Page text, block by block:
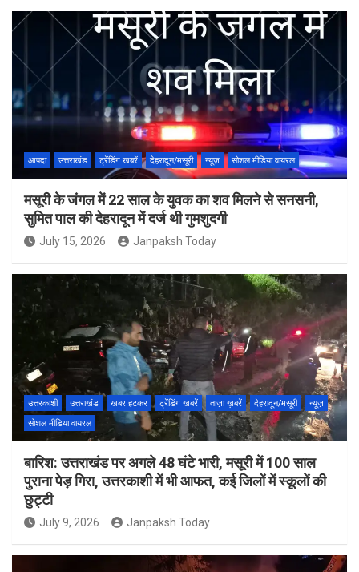
आपदा उत्तराखंड ट्रेंडिंग खबरें देहरादून/मसूरी न्यूज़ सोशल मीडिया वायरल
मसूरी के जंगल में 22 साल के युवक का शव मिलने से सनसनी,
सुमित पाल की देहरादून में दर्ज थी गुमशुदगी
July 15, 2026 Janpaksh Today
उत्तरकाशी उत्तराखंड खबर हटकर ट्रेंडिंग खबरें ताज़ा ख़बरें देहरादून/मसूरी
न्यूज़
सोशल मीडिया वायरल
बारिश: उत्तराखंड पर अगले 48 घंटे भारी, मसूरी में 100 साल
पुराना पेड़ गिरा, उत्तरकाशी में भी आफत, कई जिलों में स्कूलों की
छुट्टी
July 9, 2026 Janpaksh Today